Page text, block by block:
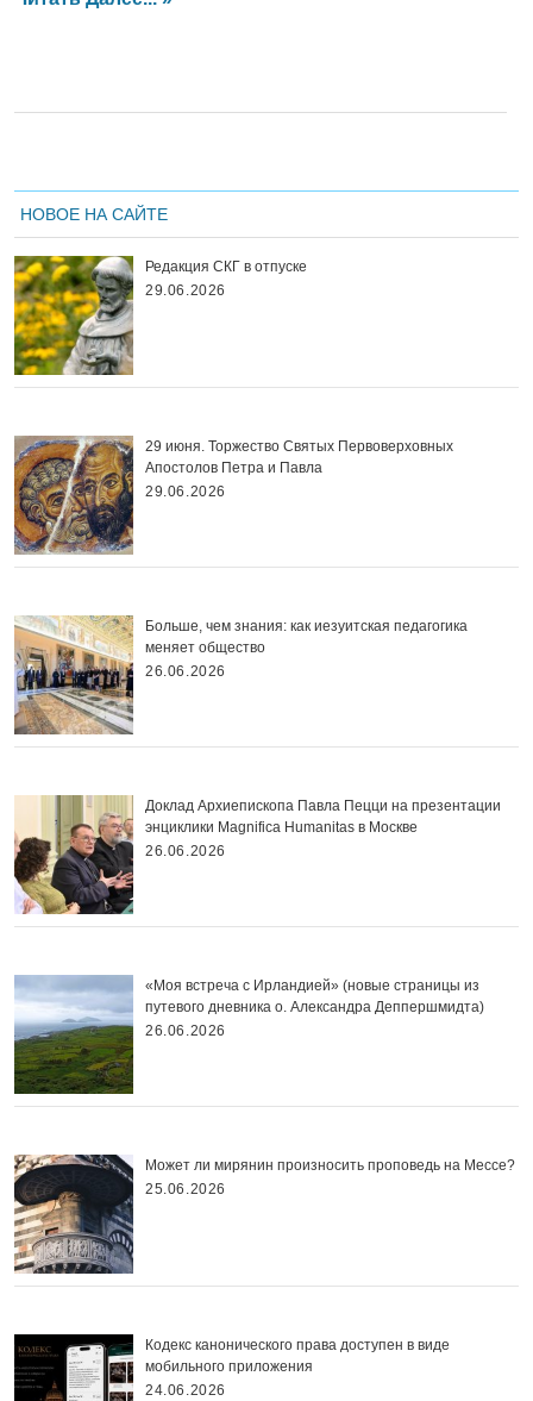
НОВОЕ НА САЙТЕ
Редакция СКГ в отпуске
29.06.2026
29 июня. Торжество Святых Первоверховных
Апостолов Петра и Павла
29.06.2026
Больше, чем знания: как иезуитская педагогика
меняет общество
26.06.2026
Доклад Архиепископа Павла Пецци на презентации
энциклики Magnifica Нumanitas в Москве
26.06.2026
«Моя встреча с Ирландией» (новые страницы из
путевого дневника о. Александра Деппершмидта)
26.06.2026
Может ли мирянин произносить проповедь на Мессе?
25.06.2026
Кодекс канонического права доступен в виде
мобильного приложения
24.06.2026